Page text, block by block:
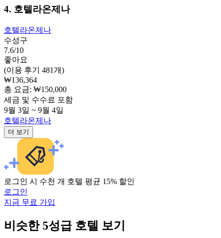
4. 호텔라온제나
호텔라온제나
수성구
7.6/10
좋아요
(이용 후기 481개)
₩136,364
총 요금: ₩150,000
세금 및 수수료 포함
9월 3일 ~ 9월 4일
호텔라온제나
더 보기
로그인 시 수천 개 호텔 평균 15% 할인
로그인
지금 무료 가입
비슷한 5성급 호텔 보기